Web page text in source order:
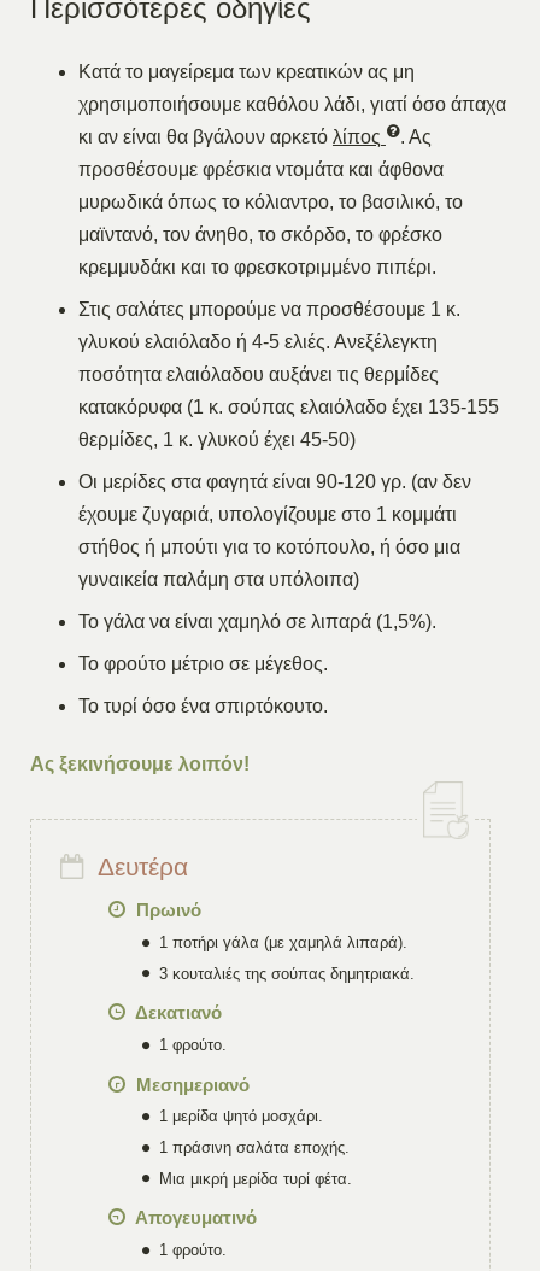
Περισσότερες οδηγίες
Κατά το μαγείρεμα των κρεατικών ας μη
χρησιμοποιήσουμε καθόλου λάδι, γιατί όσο άπαχα
κι αν είναι θα βγάλουν αρκετό λίπος
. Ας
προσθέσουμε φρέσκια ντομάτα και άφθονα
μυρωδικά όπως το κόλιαντρο, το βασιλικό, το
μαϊντανό, τον άνηθο, το σκόρδο, το φρέσκο
κρεμμυδάκι και το φρεσκοτριμμένο πιπέρι.
Στις σαλάτες μπορούμε να προσθέσουμε 1 κ.
γλυκού ελαιόλαδο ή 4-5 ελιές. Ανεξέλεγκτη
ποσότητα ελαιόλαδου αυξάνει τις θερμίδες
κατακόρυφα (1 κ. σούπας ελαιόλαδο έχει 135-155
θερμίδες, 1 κ. γλυκού έχει 45-50)
Οι μερίδες στα φαγητά είναι 90-120 γρ. (αν δεν
έχουμε ζυγαριά, υπολογίζουμε στο 1 κομμάτι
στήθος ή μπούτι για το κοτόπουλο, ή όσο μια
γυναικεία παλάμη στα υπόλοιπα)
Το γάλα να είναι χαμηλό σε λιπαρά (1,5%).
Το φρούτο μέτριο σε μέγεθος.
Το τυρί όσο ένα σπιρτόκουτο.
Ας ξεκινήσουμε λοιπόν!
Δευτέρα
Πρωινό
1 ποτήρι γάλα (με χαμηλά λιπαρά).
3 κουταλιές της σούπας δημητριακά.
Δεκατιανό
1 φρούτο.
Μεσημεριανό
1 μερίδα ψητό μοσχάρι.
1 πράσινη σαλάτα εποχής.
Μια μικρή μερίδα τυρί φέτα.
Απογευματινό
1 φρούτο.